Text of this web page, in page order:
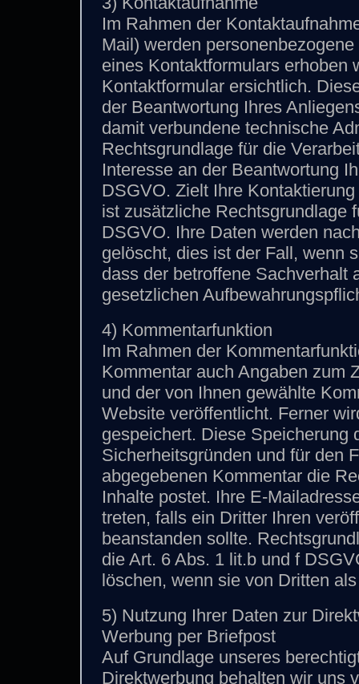
Im Rahmen der
Mail) werden
eines Kontaktformulars erhoben
Kontaktformular ersichtlich.
der Beantwortung Ihres
damit verbundene technische
Rechtsgrundlage für die
Interesse an der Beantwortung
DSGVO. Zielt Ihre
ist zusätzliche Rechtsgrundlage
DSGVO. Ihre Daten werden
gelöscht, dies ist der Fall, wenn
dass der betroffene Sachverhalt
gesetzlichen
4) Kommentarfunktion
Im Rahmen der
Kommentar auch Angaben zum
und der von Ihnen gewählte
Website veröffentlicht. Ferner
gespeichert. Diese Speicherung
Sicherheitsgründen und für den
abgegebenen Kommentar die
Inhalte postet. Ihre E-
treten, falls ein Dritter Ihren
beanstanden sollte.
die Art. 6 Abs. 1 lit.b und f
löschen, wenn sie von Dritten
5) Nutzung Ihrer Daten zur
Werbung per Briefpost
Auf Grundlage unseres
Direktwerbung behalten wir uns